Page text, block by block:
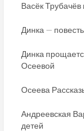
Васёк
Динка —
Динка
Осеевой
Осеева
Андреевская
детей